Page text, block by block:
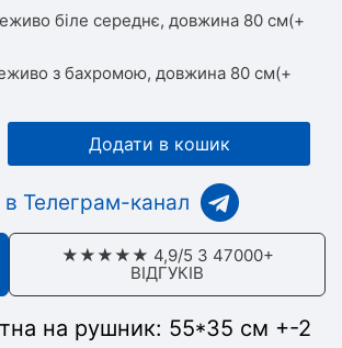
біле середнє, довжина 80 см(+
з бахромою, довжина 80 см(+
Додати в кошик
Телеграм-канал
★★★★★ 4,9/5 З 47000+
ВІДГУКІВ
на рушник: 55*35 см +-2